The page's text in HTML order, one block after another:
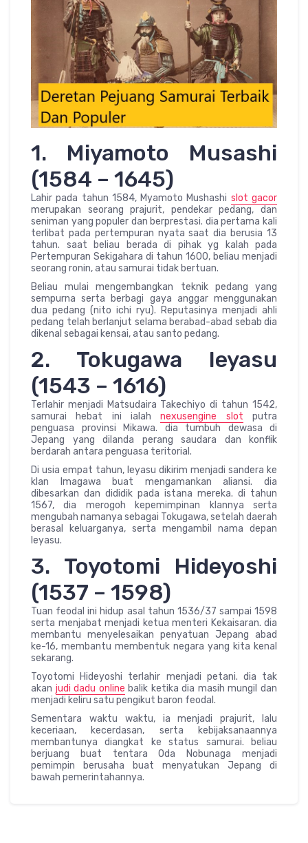
1. Miyamoto Musashi
(1584 – 1645)
Lahir pada tahun 1584, Myamoto Mushashi slot gacor
merupakan seorang prajurit, pendekar pedang, dan
seniman yang populer dan berprestasi. dia pertama kali
terlibat pada pertempuran nyata saat dia berusia 13
tahun. saat beliau berada di pihak yg kalah pada
Pertempuran Sekigahara di tahun 1600, beliau menjadi
seorang ronin, atau samurai tidak bertuan.
Beliau mulai mengembangkan teknik pedang yang
sempurna serta berbagi gaya anggar menggunakan
dua pedang (nito ichi ryu). Reputasinya menjadi ahli
pedang telah berlanjut selama berabad-abad sebab dia
dikenal sebagai kensai, atau santo pedang.
2. Tokugawa Ieyasu
(1543 – 1616)
Terlahir menjadi Matsudaira Takechiyo di tahun 1542,
samurai hebat ini ialahnexusengine slot putra
penguasa provinsi Mikawa. dia tumbuh dewasa di
Jepang yang dilanda perang saudara dan konflik
berdarah antara penguasa teritorial.
Di usia empat tahun, Ieyasu dikirim menjadi sandera ke
klan Imagawa buat mengamankan aliansi. dia
dibesarkan dan dididik pada istana mereka. di tahun
1567, dia merogoh kepemimpinan klannya serta
mengubah namanya sebagai Tokugawa, setelah daerah
berasal keluarganya, serta mengambil nama depan
Ieyasu.
3. Toyotomi Hideyoshi
(1537 – 1598)
Tuan feodal ini hidup asal tahun 1536/37 sampai 1598
serta menjabat menjadi ketua menteri Kekaisaran. dia
membantu menyelesaikan penyatuan Jepang abad
ke-16, membantu membentuk negara yang kita kenal
sekarang.
Toyotomi Hideyoshi terlahir menjadi petani. dia tak
akan judi dadu online balik ketika dia masih mungil dan
menjadi keliru satu pengikut baron feodal.
Sementara waktu waktu, ia menjadi prajurit, lalu
keceriaan, kecerdasan, serta kebijaksanaannya
membantunya diangkat ke status samurai. beliau
berjuang buat tentara Oda Nobunaga menjadi
pemimpin berusaha buat menyatukan Jepang di
bawah pemerintahannya.